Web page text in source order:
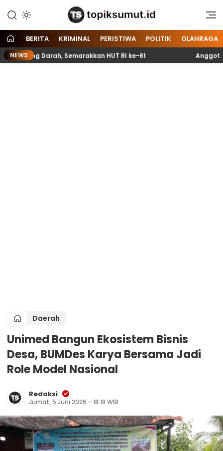
Topik Sumut
Memberitakan Seputar
dan Nasional
BERITA KRIMINAL PERISTIWA POLITIK OLAHRAGA
NEWS
Darah, Semarakkan HUT RI ke-81 Anggota
Daerah
Unimed Bangun Ekosistem Bisnis
Desa, BUMDes Karya Bersama Jadi
Role Model Nasional
Redaksi
Jumat, 5 Juni 2026 - 18:18 WIB